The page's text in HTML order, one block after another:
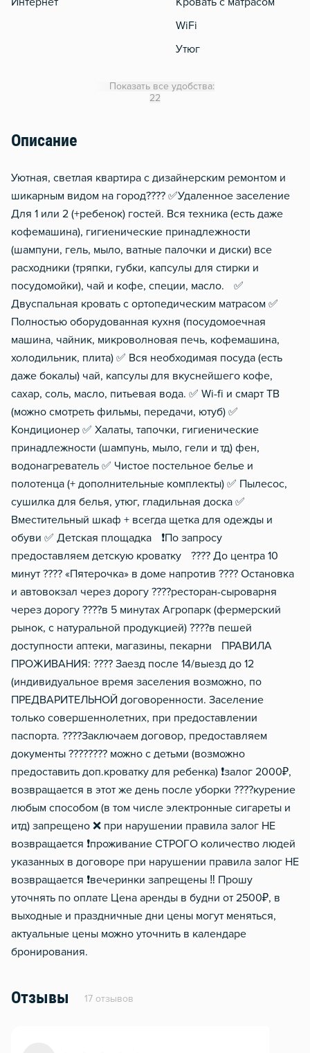
WiFi
Утюг
Показать все удобства:
22
Описание
Уютная, светлая квартира с дизайнерским ремонтом и
шикарным видом на город???? ✅Удаленное заселение
Для 1 или 2 (+ребенок) гостей. Вся техника (есть даже
кофемашина), гигиенические принадлежности
(шампуни, гель, мыло, ватные палочки и диски) все
расходники (тряпки, губки, капсулы для стирки и
посудомойки), чай и кофе, специи, масло. ✅
Двуспальная кровать с ортопедическим матрасом ✅
Полностью оборудованная кухня (посудомоечная
машина, чайник, микроволновая печь, кофемашина,
холодильник, плита) ✅ Вся необходимая посуда (есть
даже бокалы) чай, капсулы для вкуснейшего кофе,
сахар, соль, масло, питьевая вода. ✅ Wi-fi и смарт ТВ
(можно смотреть фильмы, передачи, ютуб) ✅
Кондиционер ✅ Халаты, тапочки, гигиенические
принадлежности (шампунь, мыло, гели и тд) фен,
водонагреватель ✅ Чистое постельное белье и
полотенца (+ дополнительные комплекты) ✅ Пылесос,
сушилка для белья, утюг, гладильная доска ✅
Вместительный шкаф + всегда щетка для одежды и
обуви ✅ Детская площадка ❗️По запросу
предоставляем детскую кроватку ???? До центра 10
минут ???? «Пятерочка» в доме напротив ???? Остановка
и автовокзал через дорогу ????️ресторан-сыроварня
через дорогу ????в 5 минутах Агропарк (фермерский
рынок, с натуральной продукцией) ????в пешей
доступности аптеки, магазины, пекарни ПРАВИЛА
ПРОЖИВАНИЯ: ???? Заезд после 14/выезд до 12
(индивидуальное время заселения возможно, по
ПРЕДВАРИТЕЛЬНОЙ договоренности. Заселение
только совершеннолетних, при предоставлении
паспорта. ????Заключаем договор, предоставляем
документы ???????? можно с детьми (возможно
предоставить доп.кроватку для ребенка) ❗️залог 2000₽,
возвращается в этот же день после уборки ????курение
любым способом (в том числе электронные сигареты и
итд) запрещено ❌ при нарушении правила залог НЕ
возвращается ❗️проживание СТРОГО количество людей
указанных в договоре при нарушении правила залог НЕ
возвращается ❗️вечеринки запрещены ‼️ Прошу
уточнять по оплате Цена аренды в будни от 2500₽, в
выходные и праздничные дни цены могут меняться,
актуальные цены можно уточнить в календаре
бронирования.
Отзывы 17 отзывов